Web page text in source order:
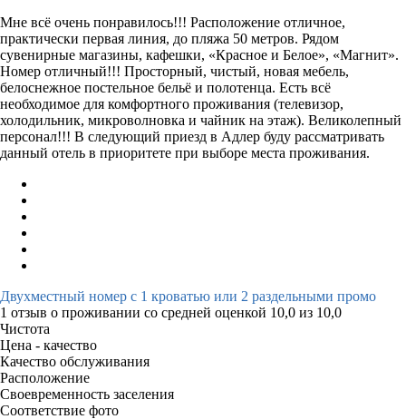
Мне всё очень понравилось!!! Расположение отличное,
практически первая линия, до пляжа 50 метров. Рядом
сувенирные магазины, кафешки, «Красное и Белое», «Магнит».
Номер отличный!!! Просторный, чистый, новая мебель,
белоснежное постельное бельё и полотенца. Есть всё
необходимое для комфортного проживания (телевизор,
холодильник, микроволновка и чайник на этаж). Великолепный
персонал!!! В следующий приезд в Адлер буду рассматривать
данный отель в приоритете при выборе места проживания.
Двухместный номер с 1 кроватью или 2 раздельными промо
1 отзыв о проживании со средней оценкой 10,0 из 10,0
Чистота
Цена - качество
Качество обслуживания
Расположение
Своевременность заселения
Соответствие фото